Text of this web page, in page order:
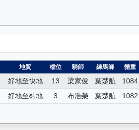
）— 昔日賽果及分段時
地質 檔位 騎師 練馬師 體重
好地至快地 13 梁家俊 葉楚航 1084
好地至黏地 3 布浩榮 葉楚航 1082